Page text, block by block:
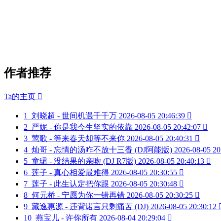
作者推荐
Ta的主页 
1 刘晓超 - 世间机遇千千万 2026-08-05 20:46:39 
2 严妮 - 你是我今生坚实的依靠 2026-08-05 20:42:07 
3 莺歌 - 等来春天却等不来你 2026-08-05 20:40:31 
4 灿哥 - 忘情的汤咋不放十三香 (DJ阿能版) 2026-08-05
5 童珺 - 没结果的亲吻 (DJ R7版) 2026-08-05 20:40:13 
6 莲子 - 真心相爱最难得 2026-08-05 20:30:55 
7 莲子 - 此生认定把你跟 2026-08-05 20:30:48 
8 何元桥 - 宁愿为你一错再错 2026-08-05 20:30:25 
9 藏逸惠源 - 违背诺言只剩痛苦 (DJ) 2026-08-05 20:30:12
10 燕宝儿 - 许你所有 2026-08-04 20:29:04 